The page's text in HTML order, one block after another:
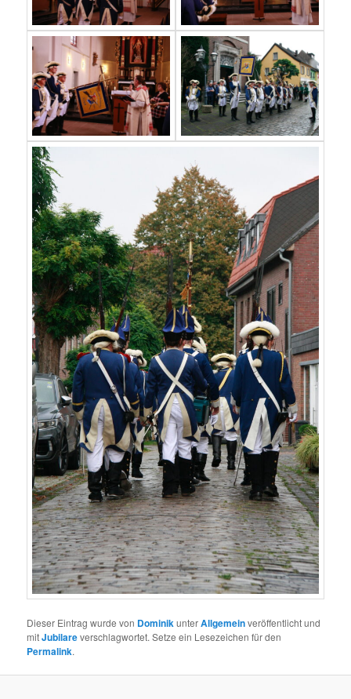
Dieser Eintrag wurde von DominikunterAllgemeinveröffentlicht und
mitJubilareverschlagwortet. Setze ein Lesezeichen für den
Permalink.